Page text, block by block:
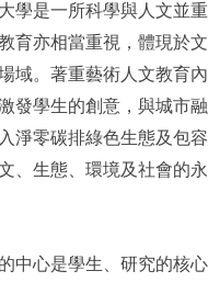
學是一所科學與人文並重
育亦相當重視，體現於文
域。著重藝術人文教育內
發學生的創意，與城市融
淨零碳排綠色生態及包容
、生態、環境及社會的永
中心是學生、研究的核心